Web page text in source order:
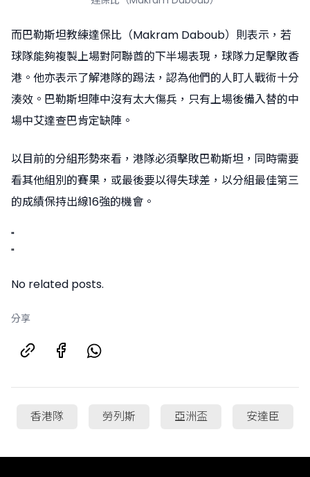
而巴勒斯坦教練達保比（Makram Daboub）則表示，若
球隊能夠複製上場對阿聯酋的下半場表現，球隊力足擊敗香
港。他亦表示了解港隊的踢法，認為他們的人盯人戰術十分
湊效。巴勒斯坦陣中沒有太大傷兵，只有上場後備入替的中
場中艾達查巴肯定缺陣。
以目前的分組形勢來看，港隊必須擊敗巴勒斯坦，同時需要
看其他組別的賽果，或最後要以得失球差，以分組最佳第三
的成績保持出線16強的機會。
"
"
No related posts.
分享
香港隊 勞列斯 亞洲盃 安達臣